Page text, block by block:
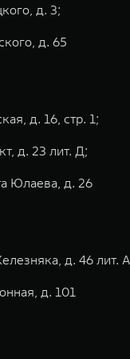
д. 3;
д. 65
д. 16, стр. 1;
д. 23 лит. Д;
Юлаева, д. 26
д. 46 лит.
д. 101